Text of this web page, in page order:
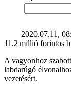
2020.07.11,
11,2 millió forintos
A vagyonhoz
labdarúgó
vezetésért.